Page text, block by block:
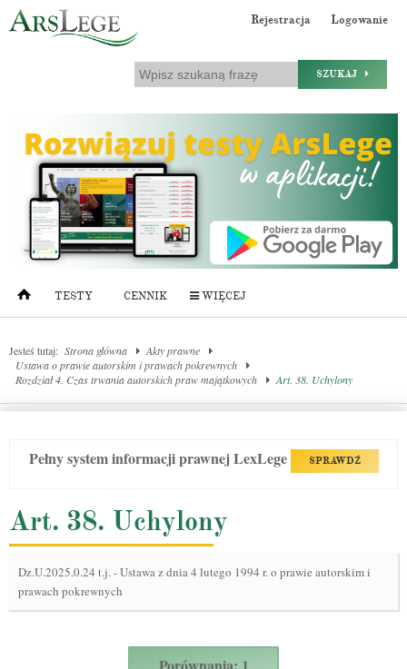
Rejestracja Logowanie
SZUKAJ
TESTY CENNIK WIĘCEJ
Jesteś tutaj: Strona główna
Akty prawne
Ustawa o prawie autorskim i prawach pokrewnych
Rozdział 4. Czas trwania autorskich praw majątkowych
Art. 38. Uchylony
Pełny system informacji prawnej LexLege SPRAWDŹ
Art. 38. Uchylony
Dz.U.2025.0.24 t.j.-Ustawa z dnia 4 lutego 1994 r. o prawie autorskim i
prawach pokrewnych